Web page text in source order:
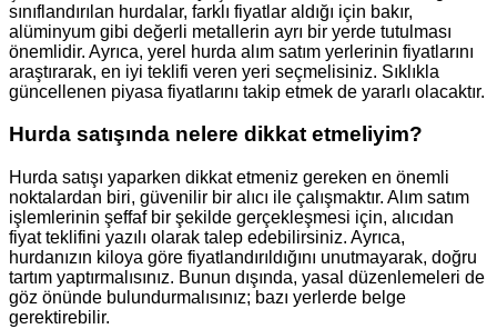
sınıflandırılan hurdalar, farklı fiyatlar aldığı için bakır,
alüminyum gibi değerli metallerin ayrı bir yerde tutulması
önemlidir. Ayrıca, yerel hurda alım satım yerlerinin fiyatlarını
araştırarak, en iyi teklifi veren yeri seçmelisiniz. Sıklıkla
güncellenen piyasa fiyatlarını takip etmek de yararlı olacaktır.
Hurda satışında nelere dikkat etmeliyim?
Hurda satışı yaparken dikkat etmeniz gereken en önemli
noktalardan biri, güvenilir bir alıcı ile çalışmaktır. Alım satım
işlemlerinin şeffaf bir şekilde gerçekleşmesi için, alıcıdan
fiyat teklifini yazılı olarak talep edebilirsiniz. Ayrıca,
hurdanızın kiloya göre fiyatlandırıldığını unutmayarak, doğru
tartım yaptırmalısınız. Bunun dışında, yasal düzenlemeleri de
göz önünde bulundurmalısınız; bazı yerlerde belge
gerektirebilir.